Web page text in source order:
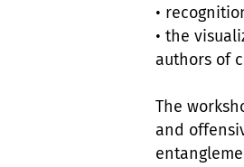
•
• the
authors of
The
and